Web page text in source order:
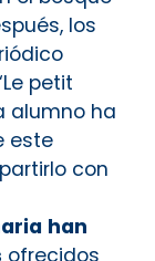
los
petit
alumno ha
este
con
han
ofrecidos